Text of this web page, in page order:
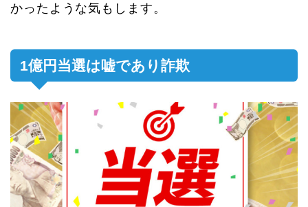
かったような気もします。
1億円当選は嘘であり詐欺